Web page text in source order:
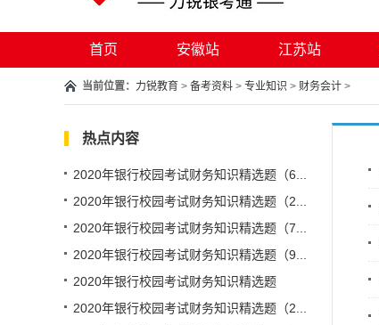
首页 安徽站 江苏站
当前位置： 力锐教育 > 备考资料 > 专业知识 > 财务会计 >
热点内容
2020年银行校园考试财务知识精选题（6...
2020年银行校园考试财务知识精选题（2...
2020年银行校园考试财务知识精选题（7...
2020年银行校园考试财务知识精选题（9...
2020年银行校园考试财务知识精选题
2020年银行校园考试财务知识精选题（2...